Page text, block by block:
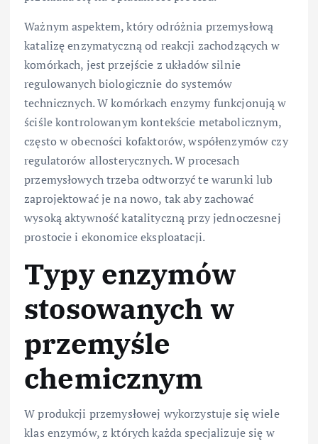
Ważnym aspektem, który odróżnia przemysłową
katalizę enzymatyczną od reakcji zachodzących w
komórkach, jest przejście z układów silnie
regulowanych biologicznie do systemów
technicznych. W komórkach enzymy funkcjonują w
ściśle kontrolowanym kontekście metabolicznym,
często w obecności kofaktorów, współenzymów czy
regulatorów allosterycznych. W procesach
przemysłowych trzeba odtworzyć te warunki lub
zaprojektować je na nowo, tak aby zachować
wysoką aktywność katalityczną przy jednoczesnej
prostocie i ekonomice eksploatacji.
Typy enzymów
stosowanych w
przemyśle
chemicznym
W produkcji przemysłowej wykorzystuje się wiele
klas enzymów, z których każda specjalizuje się w